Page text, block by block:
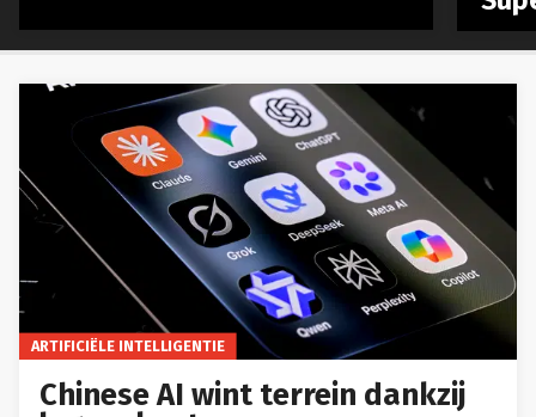
ARTIFICIËLE INTELLIGENTIE
Chinese AI wint terrein dankzij